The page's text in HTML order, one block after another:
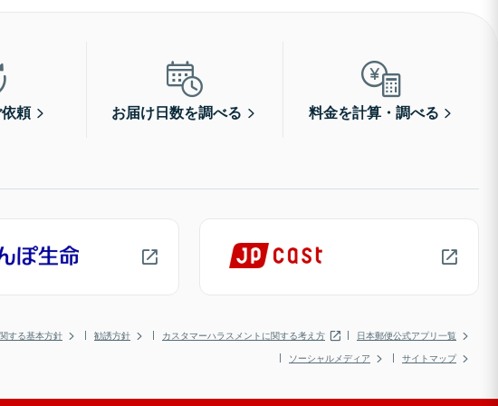
頼 お届け日数を調べる 料金を計算・調べる
する基本方針 勧誘方針 カスタマーハラスメントに関する考え方
日本郵便公式アプリ一覧
ソーシャルメディア
サイトマップ